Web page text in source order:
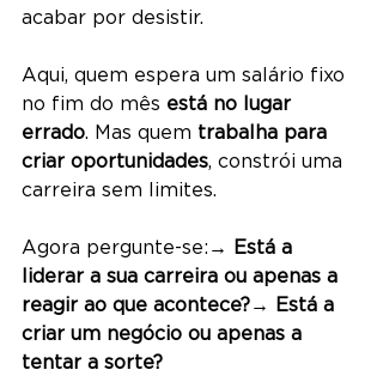
acabar por desistir.
Aqui, quem espera um salário fixo
no fim do mês está no lugar
errado. Mas quem trabalha para
criar oportunidades, constrói uma
carreira sem limites.
Agora pergunte-se: → Está a
liderar a sua carreira ou apenas a
reagir ao que acontece?→ Está a
criar um negócio ou apenas a
tentar a sorte?